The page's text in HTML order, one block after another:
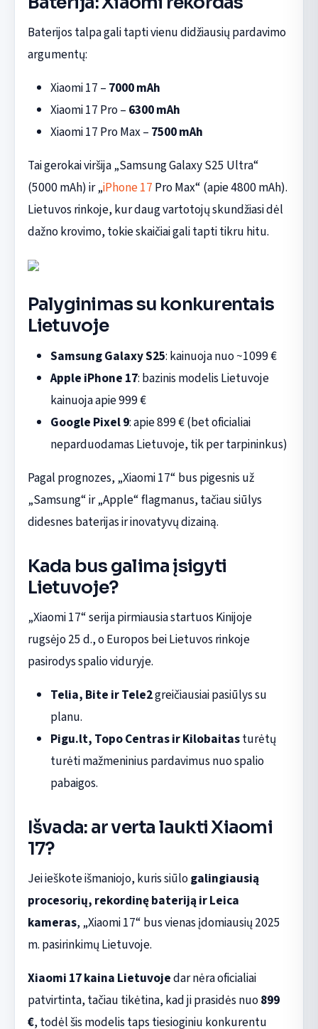
Baterijos talpa gali tapti vienu didžiausių pardavimo
argumentų:
Xiaomi 17 – 7000 mAh
Xiaomi 17 Pro – 6300 mAh
Xiaomi 17 Pro Max – 7500 mAh
Tai gerokai viršija „Samsung Galaxy S25 Ultra“
(5000 mAh) ir „iPhone 17 Pro Max“ (apie 4800 mAh).
Lietuvos rinkoje, kur daug vartotojų skundžiasi dėl
dažno krovimo, tokie skaičiai gali tapti tikru hitu.
Palyginimas su konkurentais
Lietuvoje
Samsung Galaxy S25: kainuoja nuo ~1099 €
Apple iPhone 17: bazinis modelis Lietuvoje
kainuoja apie 999 €
Google Pixel 9: apie 899 € (bet oficialiai
neparduodamas Lietuvoje, tik per tarpininkus)
Pagal prognozes, „Xiaomi 17“ bus pigesnis už
„Samsung“ ir „Apple“ flagmanus, tačiau siūlys
didesnes baterijas ir inovatyvų dizainą.
Kada bus galima įsigyti
Lietuvoje?
„Xiaomi 17“ serija pirmiausia startuos Kinijoje
rugsėjo 25 d., o Europos bei Lietuvos rinkoje
pasirodys spalio viduryje.
Telia, Bite ir Tele2greičiausiai pasiūlys su
planu.
Pigu.lt, Topo Centras ir Kilobaitasturėtų
turėti mažmeninius pardavimus nuo spalio
pabaigos.
Išvada: ar verta laukti Xiaomi
17?
Jei ieškote išmaniojo, kuris siūlogalingiausią
procesorių, rekordinę bateriją ir Leica
kameras, „Xiaomi 17“ bus vienas įdomiausių 2025
m. pasirinkimų Lietuvoje.
Xiaomi 17 kaina Lietuvojedar nėra oficialiai
patvirtinta, tačiau tikėtina, kad ji prasidės nuo899
€, todėl šis modelis taps tiesioginiu konkurentu